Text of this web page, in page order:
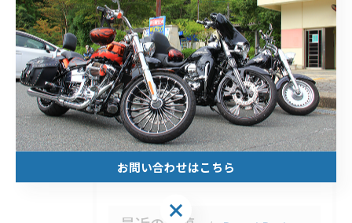
北山のレンタルバイク
安い
1日
1週間
1ヶ月
原付
お問い合わせはこちら